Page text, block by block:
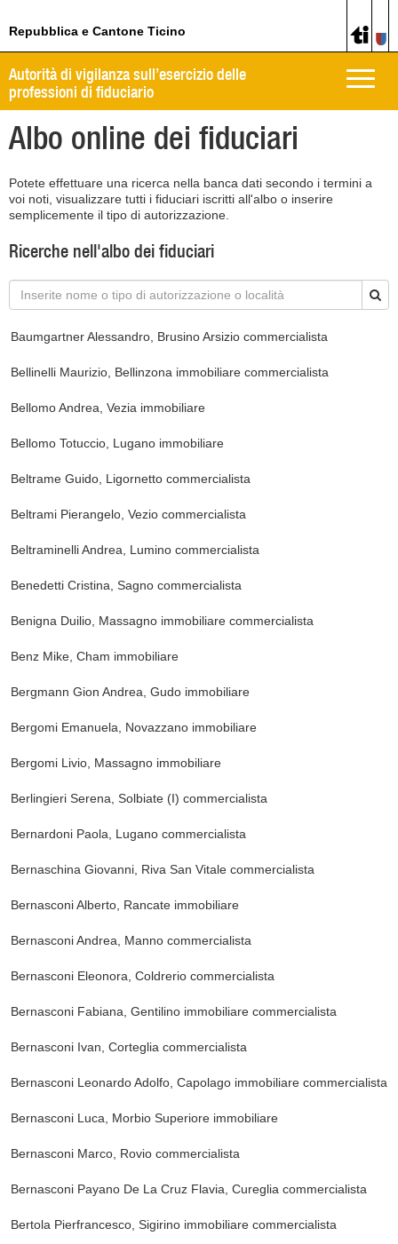
Repubblica e Cantone Ticino
Toggle
Autorità di vigilanza sull’esercizio delle
professioni di fiduciario
Albo online dei fiduciari
Potete effettuare una ricerca nella banca dati secondo i termini a
voi noti, visualizzare tutti i fiduciari iscritti all'albo o inserire
semplicemente il tipo di autorizzazione.
Ricerche nell'albo dei fiduciari
Baumgartner Alessandro, Brusino Arsizio commercialista
Bellinelli Maurizio, Bellinzona immobiliare commercialista
Bellomo Andrea, Vezia immobiliare
Bellomo Totuccio, Lugano immobiliare
Beltrame Guido, Ligornetto commercialista
Beltrami Pierangelo, Vezio commercialista
Beltraminelli Andrea, Lumino commercialista
Benedetti Cristina, Sagno commercialista
Benigna Duilio, Massagno immobiliare commercialista
Benz Mike, Cham immobiliare
Bergmann Gion Andrea, Gudo immobiliare
Bergomi Emanuela, Novazzano immobiliare
Bergomi Livio, Massagno immobiliare
Berlingieri Serena, Solbiate (I) commercialista
Bernardoni Paola, Lugano commercialista
Bernaschina Giovanni, Riva San Vitale commercialista
Bernasconi Alberto, Rancate immobiliare
Bernasconi Andrea, Manno commercialista
Bernasconi Eleonora, Coldrerio commercialista
Bernasconi Fabiana, Gentilino immobiliare commercialista
Bernasconi Ivan, Corteglia commercialista
Bernasconi Leonardo Adolfo, Capolago immobiliare commercialista
Bernasconi Luca, Morbio Superiore immobiliare
Bernasconi Marco, Rovio commercialista
Bernasconi Payano De La Cruz Flavia, Cureglia commercialista
Bertola Pierfrancesco, Sigirino immobiliare commercialista